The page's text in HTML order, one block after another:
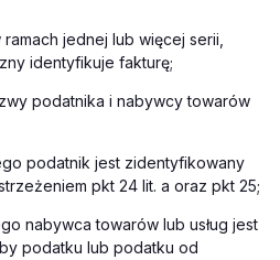
jednej lub więcej serii,
identyfikuje fakturę;
podatnika i nabywcy towarów
podatnik jest zidentyfikowany
pkt 24 lit. a oraz pkt 25;
nabywca towarów lub usług jest
podatku lub podatku od